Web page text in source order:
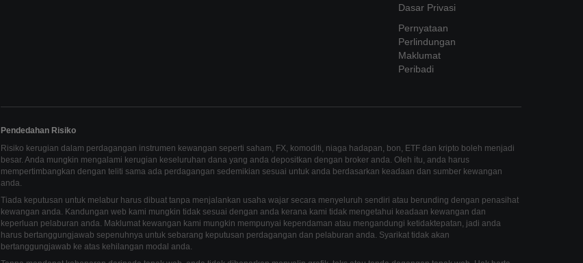
Dasar Privasi
Pernyataan
Perlindungan
Maklumat
Peribadi
Pendedahan Risiko
Risiko kerugian dalam perdagangan instrumen kewangan seperti saham, FX, komoditi, niaga hadapan, bon, ETF dan kripto boleh menjadi
besar. Anda mungkin mengalami kerugian keseluruhan dana yang anda depositkan dengan broker anda. Oleh itu, anda harus
mempertimbangkan dengan teliti sama ada perdagangan sedemikian sesuai untuk anda berdasarkan keadaan dan sumber kewangan
anda.
Tiada keputusan untuk melabur harus dibuat tanpa menjalankan usaha wajar secara menyeluruh sendiri atau berunding dengan penasihat
kewangan anda. Kandungan web kami mungkin tidak sesuai dengan anda kerana kami tidak mengetahui keadaan kewangan dan
keperluan pelaburan anda. Maklumat kewangan kami mungkin mempunyai kependaman atau mengandungi ketidaktepatan, jadi anda
harus bertanggungjawab sepenuhnya untuk sebarang keputusan perdagangan dan pelaburan anda. Syarikat tidak akan
bertanggungjawab ke atas kehilangan modal anda.